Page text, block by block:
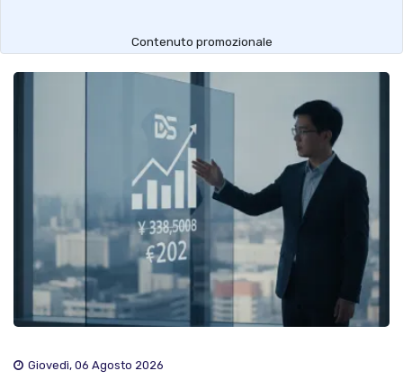
Contenuto promozionale
Giovedì, 06 Agosto 2026